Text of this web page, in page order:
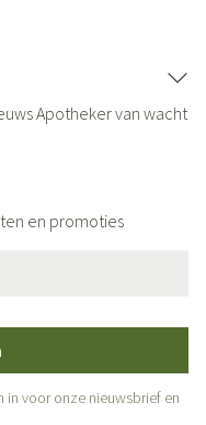
Apotheker van wacht
en promoties
in voor onze nieuwsbrief en